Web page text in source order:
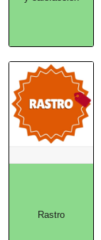
Rastro